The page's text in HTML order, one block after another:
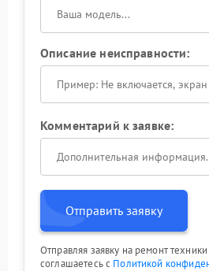
Описание неисправности:
Комментарий к заявке:
Отправить заявку
Отправляя заявку на ремонт
соглашаетесь с Политикой